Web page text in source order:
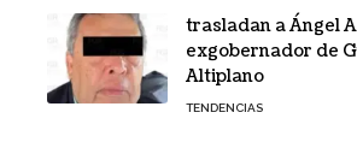
trasladan a Ángel
exgobernador de
Altiplano
TENDENCIAS